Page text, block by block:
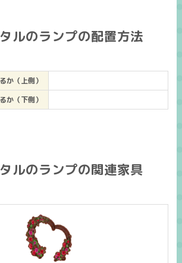
ルのランプの配置方法
か（上側）
か（下側）
ルのランプの関連家具